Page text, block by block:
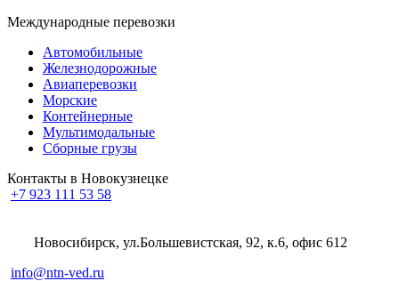
Международные перевозки
Автомобильные
Железнодорожные
Авиаперевозки
Морские
Контейнерные
Мультимодальные
Сборные грузы
Контакты в Новокузнецке
+7 923 111 53 58
Новосибирск, ул.Большевистская, 92, к.6, офис 612
info@ntn-ved.ru